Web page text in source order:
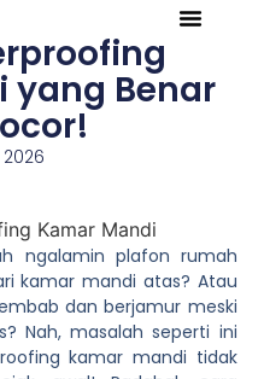
yang Benar
ngalamin plafon rumah
kamar mandi atas? Atau
dan berjamur meski
Nah, masalah seperti ini
kamar mandi tidak